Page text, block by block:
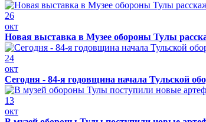
26
окт
Новая выставка в Музее обороны Тулы
24
окт
Сегодня - 84-я годовщина начала Тульской
13
окт